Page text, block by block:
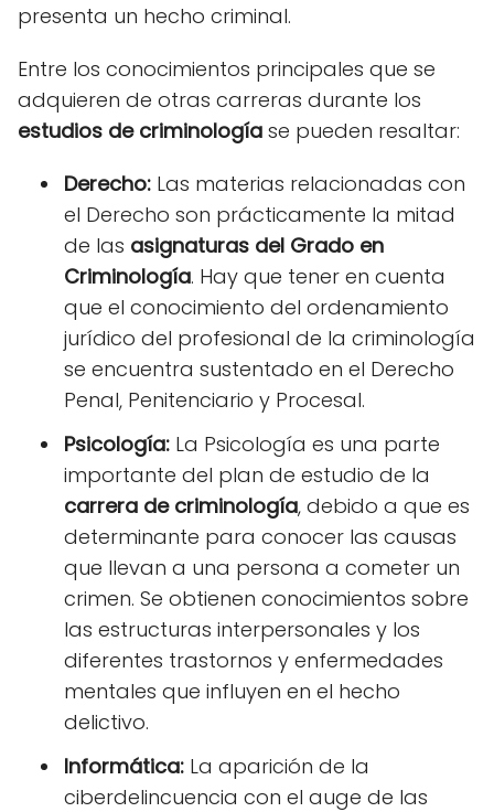
presenta un hecho criminal.
Entre los conocimientos principales que se
adquieren de otras carreras durante los
estudios de criminología se pueden resaltar:
Derecho: Las materias relacionadas con
el Derecho son prácticamente la mitad
de las asignaturas del Grado en
Criminología. Hay que tener en cuenta
que el conocimiento del ordenamiento
jurídico del profesional de la criminología
se encuentra sustentado en el Derecho
Penal, Penitenciario y Procesal.
Psicología: La Psicología es una parte
importante del plan de estudio de la
carrera de criminología, debido a que es
determinante para conocer las causas
que llevan a una persona a cometer un
crimen. Se obtienen conocimientos sobre
las estructuras interpersonales y los
diferentes trastornos y enfermedades
mentales que influyen en el hecho
delictivo.
Informática: La aparición de la
ciberdelincuencia con el auge de las